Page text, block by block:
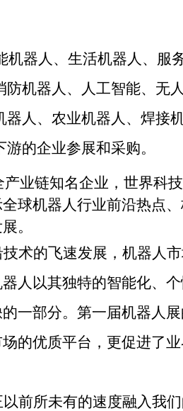
机器人、生活机器人、服
机器人、人工智能、无
人、农业机器人、焊接
的企业参展和采购。
业链知名企业， 世界科
球机器人行业前沿热点
。
术的飞速发展，机器人
人以其独特的智能化、
一部分。第一届机器人
的优质平台，更促进了
前所未有的速度融入我